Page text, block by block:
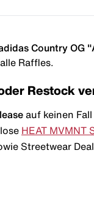
Country OG
Raffles.
Restock
auf keinen
HEAT MVMNT
Streetwear